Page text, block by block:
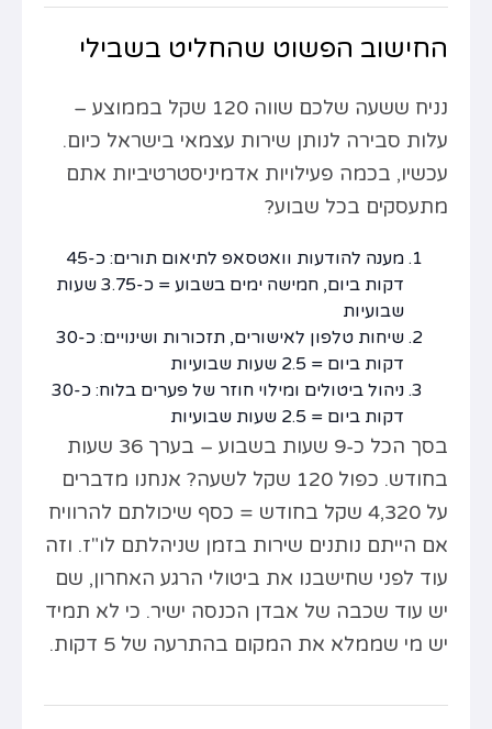
החישוב הפשוט שהחליט בשבילי
נניח ששעה שלכם שווה 120 שקל בממוצע –
עלות סבירה לנותן שירות עצמאי בישראל כיום.
עכשיו, בכמה פעילויות אדמיניסטרטיביות אתם
מתעסקים בכל שבוע?
מענה להודעות וואטסאפ לתיאום תורים: כ-45
דקות ביום, חמישה ימים בשבוע = כ-3.75 שעות
שבועיות
שיחות טלפון לאישורים, תזכורות ושינויים: כ-30
דקות ביום = 2.5 שעות שבועיות
ניהול ביטולים ומילוי חוזר של פערים בלוח: כ-30
דקות ביום = 2.5 שעות שבועיות
בסך הכל כ-9 שעות בשבוע – בערך 36 שעות
בחודש. כפול 120 שקל לשעה? אנחנו מדברים
על 4,320 שקל בחודש = כסף שיכולתם להרוויח
אם הייתם נותנים שירות בזמן שניהלתם לו"ז. וזה
עוד לפני שחישבנו את ביטולי הרגע האחרון, שם
יש עוד שכבה של אבדן הכנסה ישיר. כי לא תמיד
יש מי שממלא את המקום בהתרעה של 5 דקות.